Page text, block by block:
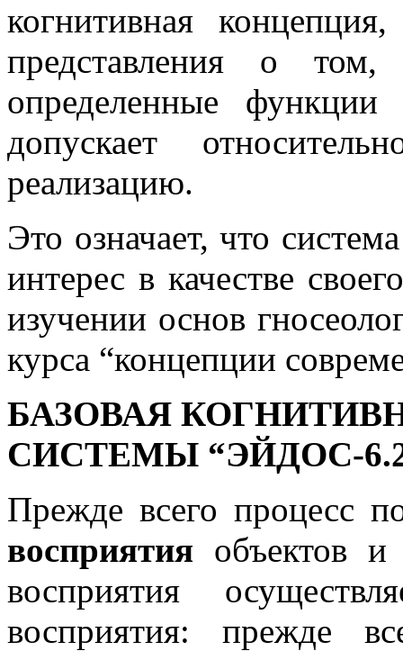
когнитивная
представления о том,
определенные
допускает
реализацию.
Это означает, что
интерес в качестве
изучении основ
курса “концепции
БАЗОВАЯ
СИСТЕМЫ “ЭЙДОС-
Прежде всего процесс
восприятия объектов и
восприятия
восприятия: прежде